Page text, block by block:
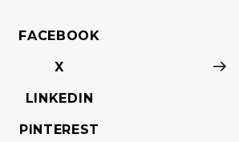
FACEBOOK
X
LINKEDIN
PINTEREST